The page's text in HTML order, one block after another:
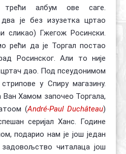
трећи албум ове саге.
је без изузетка цртао
сликао) Гжегож Росински.
рећи да је Торгал постао
Росинског. Али то није
цртач дао. Под псеудонимом
у Спиру магазину.
Ван Хамом започео Торгала,
(André-Paul Duchâteau)
серијал Ханс. Године
подарио нам је још један
читалаца још